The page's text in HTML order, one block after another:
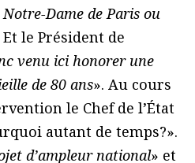
Dame de Paris ou
Et le Président de
venu ici honorer une
de 80 ans». Au cours
le Chef de l’État
autant de temps?».
d’ampleur national» et